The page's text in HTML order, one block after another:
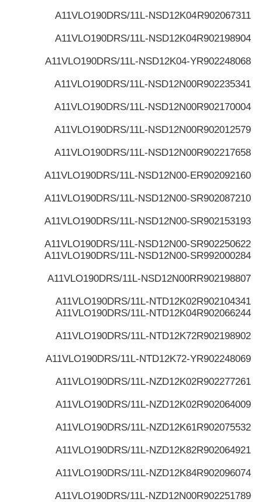
R902067311
A11VLO190DRS/11L-NSD12K04
R902198904
A11VLO190DRS/11L-NSD12K04
R902248068
A11VLO190DRS/11L-NSD12K04-Y
R902235341
A11VLO190DRS/11L-NSD12N00
R902170004
A11VLO190DRS/11L-NSD12N00
R902012579
A11VLO190DRS/11L-NSD12N00
R902217658
A11VLO190DRS/11L-NSD12N00
R902092160
A11VLO190DRS/11L-NSD12N00-E
R902087210
A11VLO190DRS/11L-NSD12N00-S
R902153193
A11VLO190DRS/11L-NSD12N00-S
R902250622
A11VLO190DRS/11L-NSD12N00-S
R992000284
A11VLO190DRS/11L-NSD12N00-S
R902198807
A11VLO190DRS/11L-NSD12N00R
R902104341
A11VLO190DRS/11L-NTD12K02
R902066244
A11VLO190DRS/11L-NTD12K04
R902198902
A11VLO190DRS/11L-NTD12K72
R902248069
A11VLO190DRS/11L-NTD12K72-Y
R902277261
A11VLO190DRS/11L-NZD12K02
R902064009
A11VLO190DRS/11L-NZD12K02
R902075532
A11VLO190DRS/11L-NZD12K61
R902064921
A11VLO190DRS/11L-NZD12K82
R902096074
A11VLO190DRS/11L-NZD12K84
R902251789
A11VLO190DRS/11L-NZD12N00